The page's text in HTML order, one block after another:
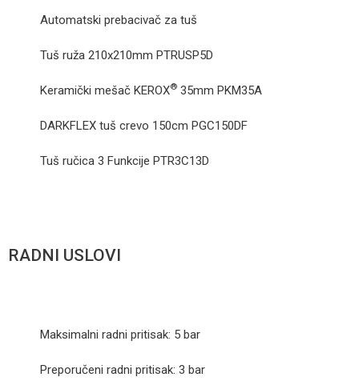
Automatski prebacivač za tuš
Tuš ruža 210x210mm PTRUSP5D
Keramički mešač KEROX® 35mm PKM35A
DARKFLEX tuš crevo 150cm PGC150DF
Tuš ručica 3 Funkcije PTR3C13D
RADNI USLOVI
Maksimalni radni pritisak: 5 bar
Preporučeni radni pritisak: 3 bar